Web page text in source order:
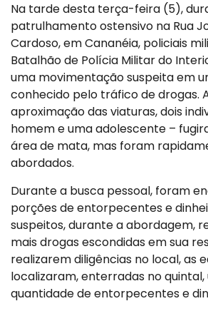
Na tarde desta terça-feira (5),
patrulhamento ostensivo na Rua
Cardoso, em Cananéia, policiais
Batalhão de Polícia Militar do
uma movimentação suspeita em
conhecido pelo tráfico de drogas.
aproximação das viaturas, dois
homem e uma adolescente –
área de mata, mas foram
abordados.
Durante a busca pessoal, foram
porções de entorpecentes e
suspeitos, durante a abordagem,
mais drogas escondidas em sua
realizarem diligências no local, as
localizaram, enterradas no
quantidade de entorpecentes e